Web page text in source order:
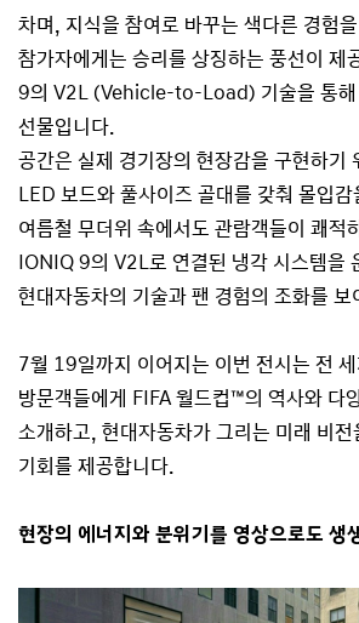
차며, 지식을 참여로 바꾸는 색다른 경험
참가자에게는 승리를 상징하는 풍선이 제
9의 V2L (Vehicle-to-Load) 기술을 통해
선물입니다.
공간은 실제 경기장의 현장감을 구현하기
LED 보드와 풀사이즈 골대를 갖춰 몰입
여름철 무더위 속에서도 관람객들이 쾌적
IONIQ 9의 V2L로 연결된 냉각 시스템을
현대자동차의 기술과 팬 경험의 조화를 보
7월 19일까지 이어지는 이번 전시는 전
방문객들에게 FIFA 월드컵™의 역사와 다
소개하고, 현대자동차가 그리는 미래 비전
기회를 제공합니다.
현장의 에너지와 분위기를 영상으로도 생